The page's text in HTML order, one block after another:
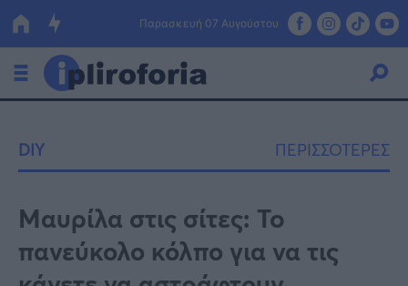
Παρασκευή 07 Αυγούστου
Οικονομία
Πολιτική
Τράπεζες
DIY ΠΕΡΙΣΣΟΤΕΡΕΣ
Μαυρίλα στις σίτες: To
πανεύκολο κόλπο για να τις